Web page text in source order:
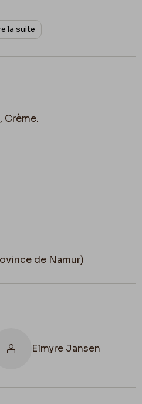
la suite
Crème.
de Namur)
Elmyre Jansen